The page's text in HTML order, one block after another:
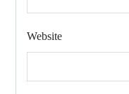
Website